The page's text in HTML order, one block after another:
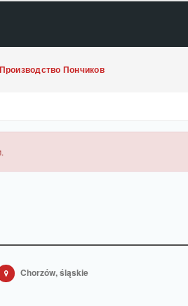
Производство Пончиков
Chorzów, śląskie